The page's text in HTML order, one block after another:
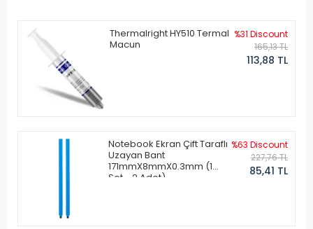
Thermalright HY510 Termal
Macun
%31 Discount
165,13 TL
113,88 TL
Notebook Ekran Çift Taraflı
Uzayan Bant
171mmX8mmX0.3mm (1
Set - 2 Adet)
%63 Discount
227,76 TL
85,41 TL